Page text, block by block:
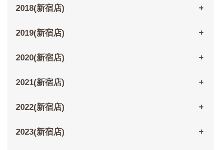
2018(新宿店)
2019(新宿店)
2020(新宿店)
2021(新宿店)
2022(新宿店)
2023(新宿店)